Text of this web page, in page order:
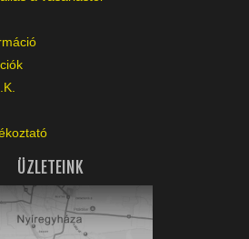
ÜZLETEINK